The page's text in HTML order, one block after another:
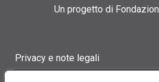
Un progetto di
Privacy e note legali